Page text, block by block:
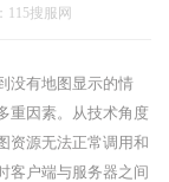
115搜服网
没有地图显示的情
重因素。从技术角度
资源无法正常调用和
客户端与服务器之间